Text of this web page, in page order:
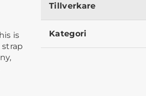
is
Tillverkare
Kategori